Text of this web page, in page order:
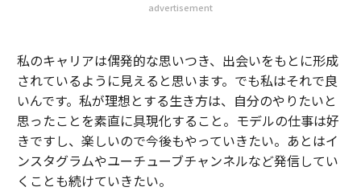
advertisement
私のキャリアは偶発的な思いつき、出会いをもとに形成
されているように見えると思います。でも私はそれで良
いんです。私が理想とする生き方は、自分のやりたいと
思ったことを素直に具現化すること。モデルの仕事は好
きですし、楽しいので今後もやっていきたい。あとはイ
ンスタグラムやユーチューブチャンネルなど発信してい
くことも続けていきたい。